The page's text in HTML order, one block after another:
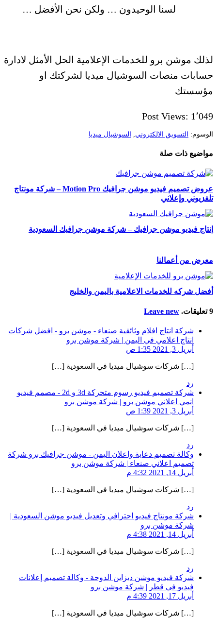
لسنا الوحيدون … ولكن نحن الأفضل …
لذلك موشن برو للخدمات الإعلامية الحل الأمثل لادارة
حسابات منصات السوشيال ميديا لشركتك او
مؤسستك
Post Views: 1٬049
الوسوم: التسويق الالكتروني السوشيال ميديا
مواضيع ذات صلة
عروض تصميم فيديو موشن جرافيك Motion Pro – شركة مونتاج
تلفزيوني وإعلاني
إنتاج فيديو موشن جرافيك – شركة موشن جرافيك السعودية
معرض من أعمالنا
أفضل شركه للخدمات الاعلامية باليمن والخليج
9 تعليقات.
Leave new
شركة انتاج افلام وثائقية صنعاء - موشن برو - افضل شركات
انتاج اعلامي في اليمن | شركة موشن برو
أبريل 3, 2021 1:35 ص
[…] شركات سوشيال ميديا في السعودية […]
رد
شركة تصميم فيديو رسوم متحركة 3d و 2d - مصمم فيديو
انمي اعلاني موشن برو | شركة موشن برو
أبريل 3, 2021 1:39 ص
[…] شركات سوشيال ميديا في السعودية […]
رد
وكالة تصميم دعاية واعلان اليمن - موشن جرافيك برو شركة
تصميم اعلاني صنعاء | شركة موشن برو
أبريل 14, 2021 4:32 م
[…] شركات سوشيال ميديا في السعودية […]
رد
شركة مونتاج فيديو احترافي وتعديل فيديو موشن السعودية |
شركة موشن برو
أبريل 14, 2021 4:38 م
[…] شركات سوشيال ميديا في السعودية […]
رد
شركة فيديو موشن ديزاين الدوحة - وكالة تصميم إعلانات
فيديو في قطر | شركة موشن برو
أبريل 17, 2021 4:39 م
[…] شركات سوشيال ميديا في السعودية […]